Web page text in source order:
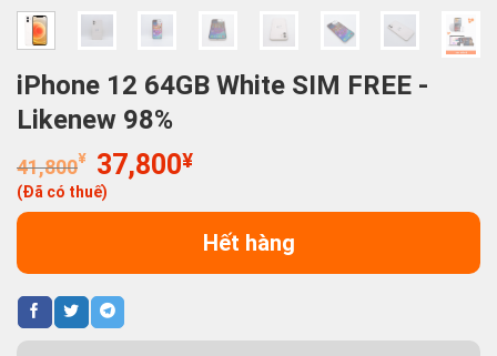
iPhone 12 64GB White SIM FREE -
Likenew 98%
41,800¥
Giá
gốc
là:
37,800¥Giá
tại
là:
37,800¥.
(Đã có thuế)
Hết hàng